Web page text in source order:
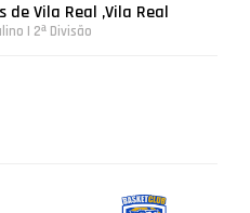
de Vila Real ,Vila Real
| 2ª Divisão